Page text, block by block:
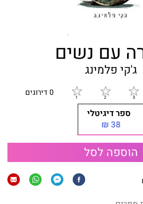
עם נשים
ג'קי פלמינג
0 דירוגים
ספר דיגיטלי
38 ₪
הוספה לסל